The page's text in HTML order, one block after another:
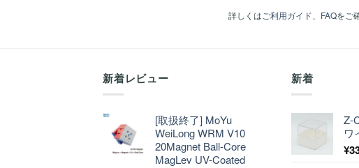
詳しくはご利用ガイド FAQをご
新着レビュー
[取扱終了] MoYu
WeiLong WRM V10
20Magnet Ball-Core
MagLev UV-Coated
新着
Z-
ワ
¥